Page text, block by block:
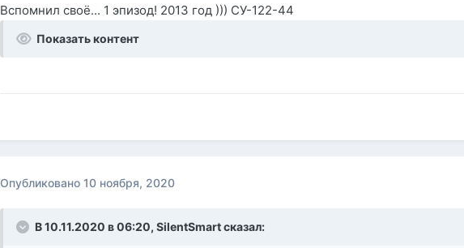
Вспомнил своё... 1 эпизод! 2013 год ))) СУ-122-44
Показать контент
Опубликовано10 ноября, 2020
В 10.11.2020 в 06:20,SilentSmartсказал: